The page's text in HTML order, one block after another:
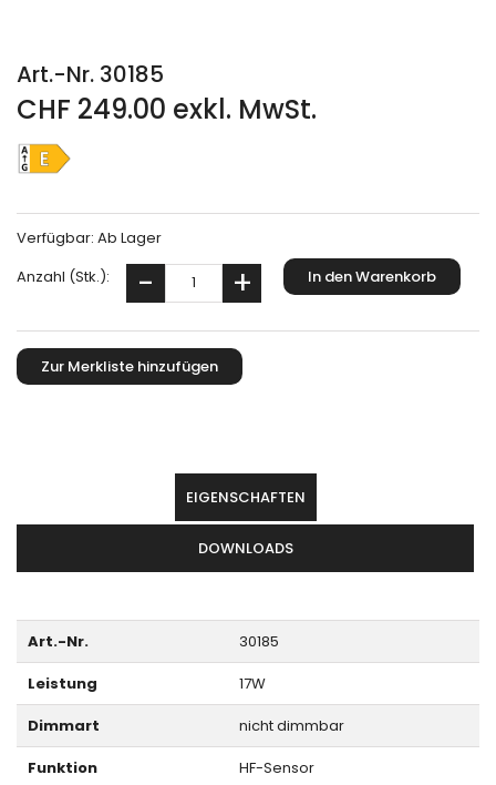
Art.-Nr. 30185
CHF 249.00 exkl. MwSt.
Verfügbar: Ab Lager
Anzahl (Stk.):
EIGENSCHAFTEN
DOWNLOADS
Art.-Nr.
30185
Leistung
17W
Dimmart
nicht dimmbar
Funktion
HF-Sensor